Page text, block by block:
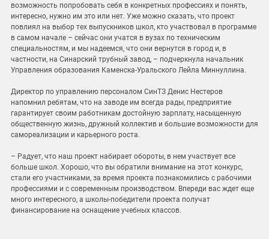
возможность попробовать себя в конкретных профессиях и понять,
интересно, нужно им это или нет. Уже можно сказать, что проект
повлиял на выбор тех выпускников школ, кто участвовал в программе
в самом начале – сейчас они учатся в вузах по техническим
специальностям, и мы надеемся, что они вернутся в город и, в
частности, на Синарский трубный завод, – подчеркнула начальник
Управления образования Каменска-Уральского Лейла Миннуллина.
Директор по управлению персоналом СинТЗ Денис Нестеров
напомнил ребятам, что на заводе им всегда рады, предприятие
гарантирует своим работникам достойную зарплату, насыщенную
общественную жизнь, дружный коллектив и большие возможности для
самореализации и карьерного роста.
– Радует, что наш проект набирает обороты, в нем участвует все
больше школ. Хорошо, что вы обратили внимание на этот конкурс,
стали его участниками, за время проекта познакомились с рабочими
профессиями и с современным производством. Впереди вас ждет еще
много интересного, а школы-победители проекта получат
финансирование на оснащение учебных классов.